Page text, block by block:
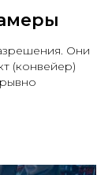
Они
(конвейер)